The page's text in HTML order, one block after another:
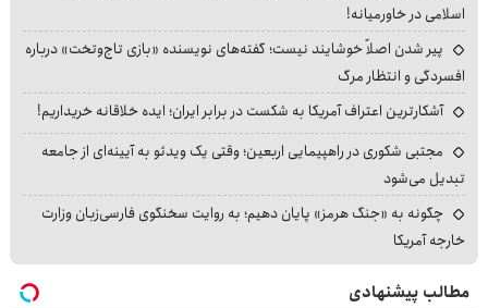
اسلامی در خاورمیانه!
پیر شدن اصلاً خوشایند نیست؛ گفته‌های نویسنده «بازی تاج‌وتخت» درباره
افسردگی و انتظار مرگ
آشکارترین اعتراف آمریکا به شکست در برابر ایران؛ ایده خلاقانه خریداریم!
مجتبی شکوری در راهپیمایی اربعین؛ وقتی یک ویدئو به آیینه‌ای از جامعه
تبدیل می‌شود
چگونه به «جنگ هرمز» پایان دهیم؛ به روایت سخنگوی فارسی‌زبان وزارت
خارجه آمریکا
مطالب پیشنهادی